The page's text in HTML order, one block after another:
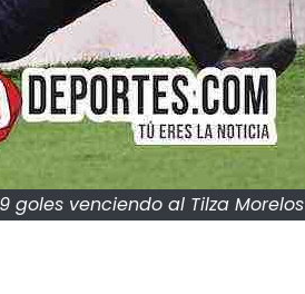
goles venciendo al Tilza Morelos